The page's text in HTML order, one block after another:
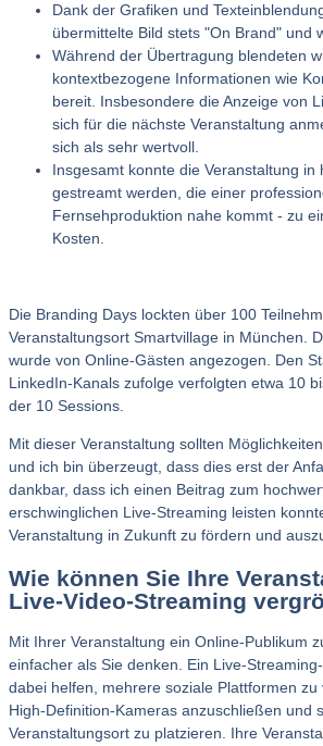
Dank der Grafiken und
übermittelte Bild stets "On Brand" und
Während der Übertragung blendeten
kontextbezogene Informationen wie
bereit. Insbesondere die Anzeige von
sich für die nächste Veranstaltung
sich als sehr wertvoll.
Insgesamt konnte die Veranstaltung in
gestreamt werden, die einer
Fernsehproduktion nahe kommt - zu
Kosten.
Die Branding Days lockten über 100
Veranstaltungsort Smartvillage in München.
wurde von Online-Gästen angezogen. Den
LinkedIn-Kanals zufolge verfolgten etwa 10
der 10 Sessions.
Mit dieser Veranstaltung sollten
und ich bin überzeugt, dass dies erst der
dankbar, dass ich einen Beitrag zum
erschwinglichen Live-Streaming leisten
Veranstaltung in Zukunft zu fördern und
Wie können Sie Ihre
Live-Video-Streaming
Mit Ihrer Veranstaltung ein Online-Publikum
einfacher als Sie denken. Ein Live-
dabei helfen, mehrere soziale Plattformen
High-Definition-Kameras anzuschließen und
Veranstaltungsort zu platzieren. Ihre